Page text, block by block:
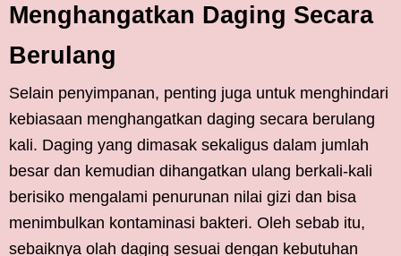
Menghangatkan Daging Secara
Berulang
Selain penyimpanan, penting juga untuk menghindari
kebiasaan menghangatkan daging secara berulang
kali. Daging yang dimasak sekaligus dalam jumlah
besar dan kemudian dihangatkan ulang berkali-kali
berisiko mengalami penurunan nilai gizi dan bisa
menimbulkan kontaminasi bakteri. Oleh sebab itu,
sebaiknya olah daging sesuai dengan kebutuhan